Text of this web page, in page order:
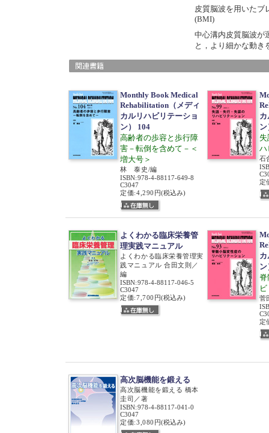
皮質脳波を用いたブ
(BMI)
中心溝内皮質脳波が
と，より細かな動き
Monthly Book Medical
Rehabilitation（メディ
カルリハビリテーショ
ン） 104
高齢者の歩容と歩行障
害－転倒を含めて－＜
増大号＞
林 泰史/編
ISBN:978-4-88117-649-8
C3047
定価:4,290円(税込み)
ン
ハ
石
定
よくわかる臨床栄養管
理実践マニュアル
よくわかる臨床栄養管理実
践マニュアル 合田文則／
編
ISBN:978-4-88117-046-5
C3047
定価:7,700円(税込み)
ン
脊
菅
定
高次脳機能を鍛える
高次脳機能を鍛える 橋本
圭司／著
ISBN:978-4-88117-041-0
C3047
定価:3,080円(税込み)